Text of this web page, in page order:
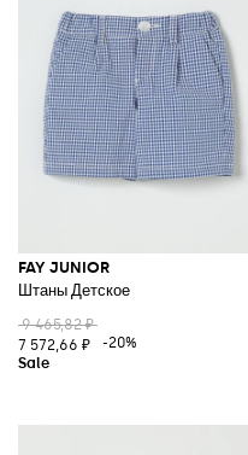
FAY JUNIOR
Штаны Детское
9 465,82 ₽
7 572,66 ₽
-20%